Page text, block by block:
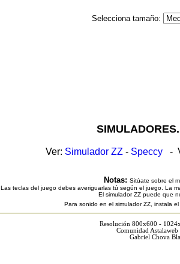
Selecciona tamaño:
Ver: Simulador ZZ - Speccy -
Notas: Sitúate sobre el
Las teclas del juego debes averiguarlas tú según el juego. La
El simulador ZZ puede que
Para sonido en el simulador ZZ, instala
Resolución 800x600 -
Comunidad
Gabriel Chova